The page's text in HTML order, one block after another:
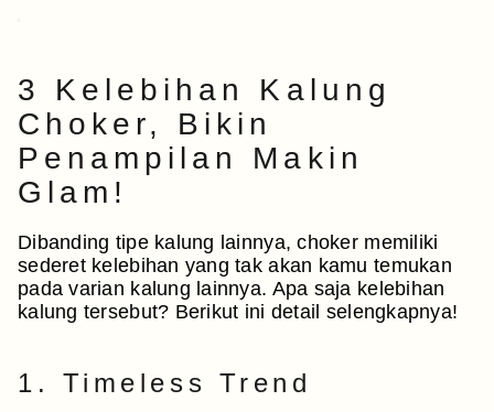
3 Kelebihan Kalung
Choker, Bikin
Penampilan Makin
Glam!
Dibanding tipe kalung lainnya, choker memiliki
sederet kelebihan yang tak akan kamu temukan
pada varian kalung lainnya. Apa saja kelebihan
kalung tersebut? Berikut ini detail selengkapnya!
1. Timeless Trend